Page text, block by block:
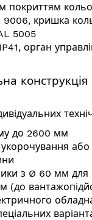
покриттям
9006, кришка
5005
орган
до 2600 мм
з Ø 60 мм для
(до